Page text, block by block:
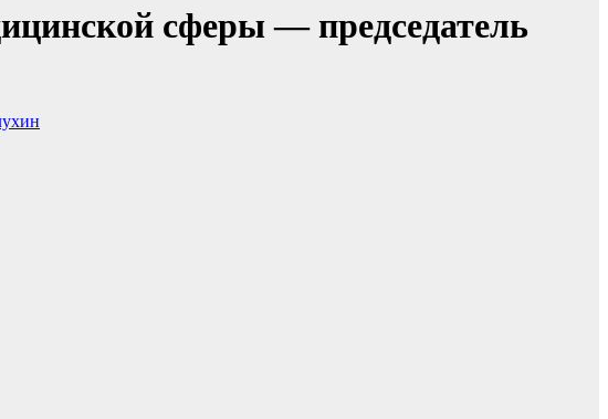
сферы — председатель